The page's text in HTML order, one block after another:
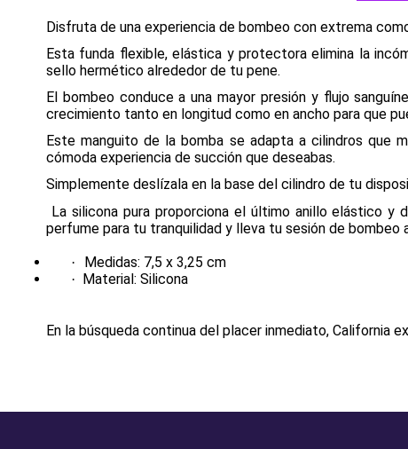
Disfruta de una experiencia de bombeo con extrema
Esta funda flexible, elástica y protectora elimina la
sello hermético alrededor de tu pene.
El bombeo conduce a una mayor presión y flujo
crecimiento tanto en longitud como en ancho para que
Este manguito de la bomba se adapta a cilindros que
cómoda experiencia de succión que deseabas.
Simplemente deslízala en la base del cilindro de tu
La silicona pura proporciona el último anillo elástico y
perfume para tu tranquilidad y lleva tu sesión de bombeo
· Medidas: 7,5 x 3,25 cm
· Material: Silicona
En la búsqueda continua del placer inmediato, California